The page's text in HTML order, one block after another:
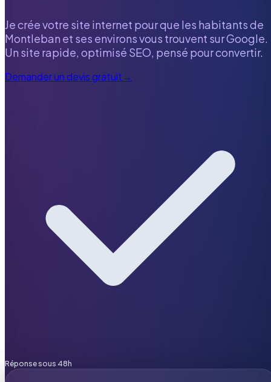
Je crée votre site internet pour que les habitants de
Montleban et ses environs vous trouvent sur Google.
Un site rapide, optimisé SEO, pensé pour convertir.
Demander un devis gratuit→
Réponse sous 48h